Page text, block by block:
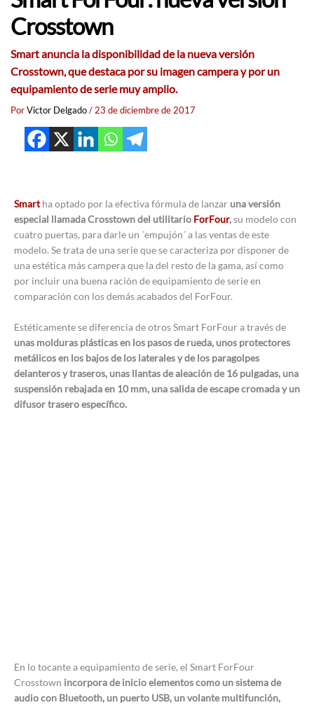
Crosstown
Smart anuncia la disponibilidad de la nueva versión
Crosstown, que destaca por su imagen campera y por un
equipamiento de serie muy amplio.
PorVictor Delgado/ 23 de diciembre de 2017
Smartha optado por la efectiva fórmula de lanzar una versión
especial llamada Crosstown del utilitario ForFour,su modelo con
cuatro puertas, para darle un ´empujón´ a las ventas de este
modelo. Se trata de una serie que se caracteriza por disponer de
una estética más campera que la del resto de la gama, así como
por incluir una buena ración de equipamiento de serie en
comparación con los demás acabados del ForFour.
Estéticamente se diferencia de otros Smart ForFour a través de
unas molduras plásticas en los pasos de rueda, unos protectores
metálicos en los bajos de los laterales y de los paragolpes
delanteros y traseros, unas llantas de aleación de 16 pulgadas, una
suspensión rebajada en 10 mm, una salida de escape cromada y un
difusor trasero específico.
En lo tocante a equipamiento de serie, el Smart ForFour
Crosstown incorpora de inicio elementos como un sistema de
audio con Bluetooth, un puerto USB, un volante multifunción,